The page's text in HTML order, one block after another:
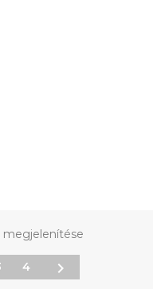
megjelenítése
4 